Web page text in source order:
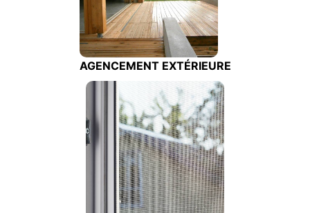
AGENCEMENT EXTÉRIEURE